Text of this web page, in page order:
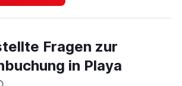
Fragen zur
in Playa